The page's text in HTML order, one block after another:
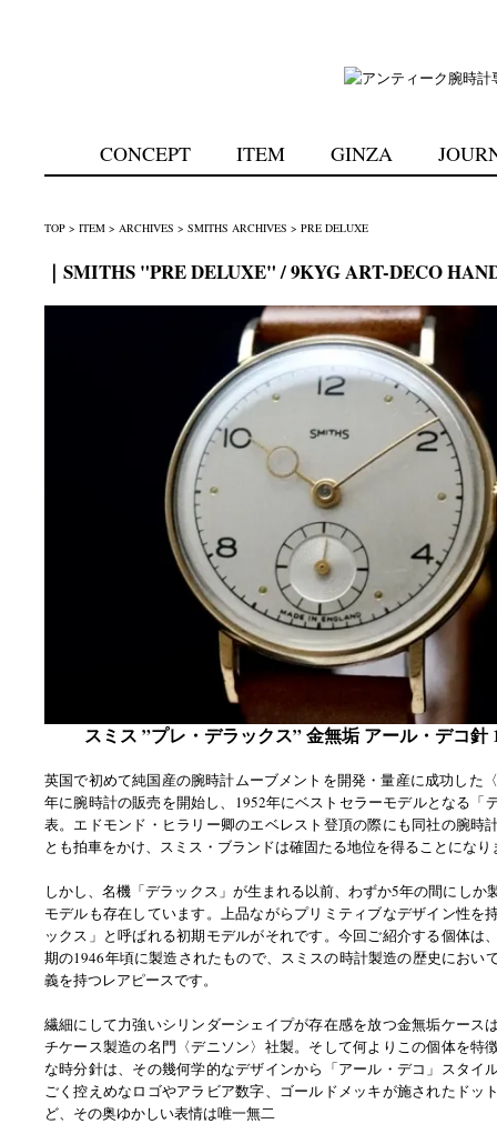
CONCEPT ITEM GINZA
TOP > ITEM > ARCHIVES > SMITHS ARCHIVES > PRE DELUXE
｜SMITHS "PRE DELUXE" / 9KYG ART-DECO
スミス ”プレ・デラックス” 金無垢 アール・デコ針
英国で初めて純国産の腕時計ムーブメントを開発・量産に成功した
年に腕時計の販売を開始し、1952年にベストセラーモデルとなる「
表。エドモンド・ヒラリー卿のエベレスト登頂の際にも同社の腕時
とも拍車をかけ、スミス・ブランドは確固たる地位を得ることになり
しかし、名機「デラックス」が生まれる以前、わずか5年の間にしか
モデルも存在しています。上品ながらプリミティブなデザイン性を
ックス」と呼ばれる初期モデルがそれです。今回ご紹介する個体は
期の1946年頃に製造されたもので、スミスの時計製造の歴史におい
義を持つレアピースです。
繊細にして力強いシリンダーシェイプが存在感を放つ金無垢ケース
チケース製造の名門〈デニソン〉社製。そして何よりこの個体を特
な時分針は、その幾何学的なデザインから「アール・デコ」スタイ
ごく控えめなロゴやアラビア数字、ゴールドメッキが施されたドッ
ど、その奥ゆかしい表情は唯一無二